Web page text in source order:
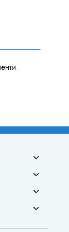



